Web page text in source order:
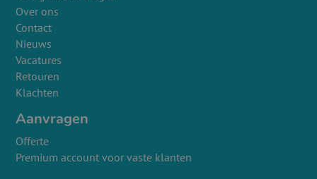
Over ons
Contact
Nieuws
Vacatures
Retouren
Klachten
Aanvragen
Offerte
Premium account voor vaste klanten